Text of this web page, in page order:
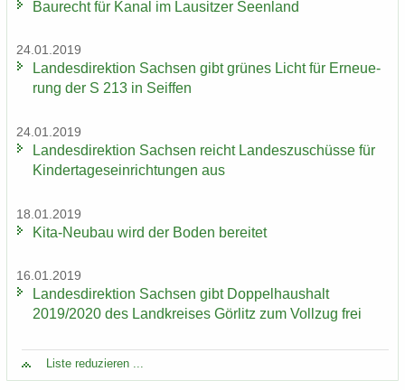
Bau­recht für Kanal im Lau­sit­zer Se­en­land
24.01.2019
Lan­des­di­rek­ti­on Sach­sen gibt grü­nes Licht für Er­neue­
rung der S 213 in Seif­fen
24.01.2019
Lan­des­di­rek­ti­on Sach­sen reicht Lan­des­zu­schüs­se für
Kin­der­ta­ges­ein­rich­tun­gen aus
18.01.2019
Kita-​Neubau wird der Boden be­rei­tet
16.01.2019
Lan­des­di­rek­ti­on Sach­sen gibt Dop­pel­haus­halt
2019/2020 des Land­krei­ses Gör­litz zum Voll­zug frei
Liste re­du­zie­ren ...